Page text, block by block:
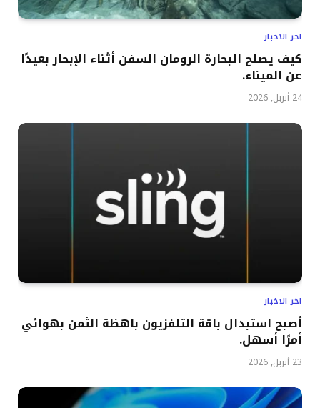
اخر الاخبار
كيف يصلح البحارة الرومان السفن أثناء الإبحار بعيدًا
عن الميناء.
24 أبريل, 2026
اخر الاخبار
أصبح استبدال باقة التلفزيون باهظة الثمن بهوائي
أمرًا أسهل.
23 أبريل, 2026